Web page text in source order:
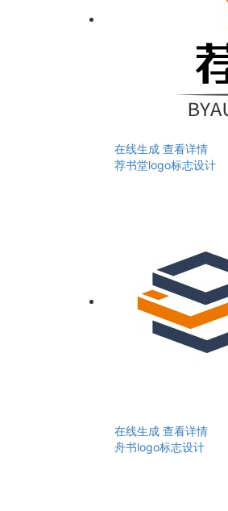
在线生成 查看详情
荐书堂logo标志设计
在线生成 查看详情
舟书logo标志设计